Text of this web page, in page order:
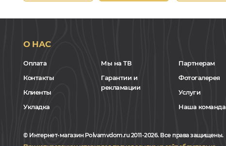
О НАС
Оплата
Контакты
Клиенты
Укладка
Мы на ТВ
Гарантии и
рекламации
Партнерам
Фотогалерея
Услуги
Наша команда
© Интернет-магазин Polvamvdom.ru 2011-2026. Все права защищены.